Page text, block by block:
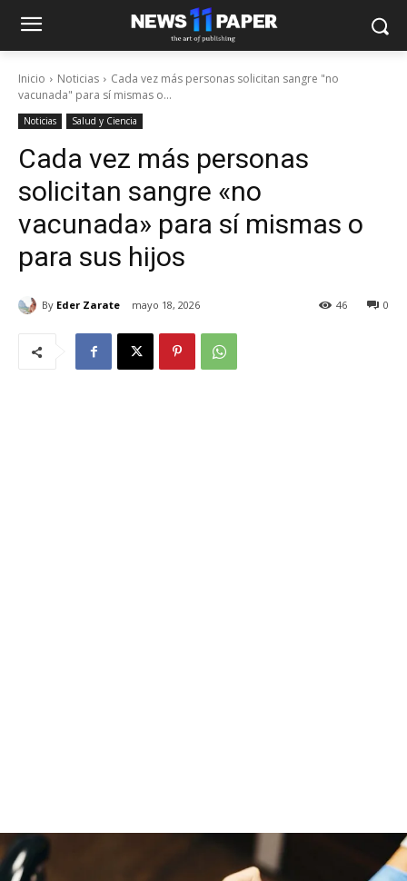
Inicio Noticias
Cada vez más personas solicitan sangre "no
vacunada" para sí mismas o...
Noticias Salud y Ciencia
Cada vez más personas
solicitan sangre «no
vacunada» para sí mismas o
para sus hijos
By Eder Zarate mayo 18, 2026 0
46